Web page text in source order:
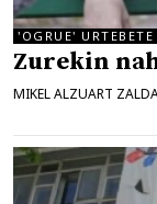
'OGRUE' URTEBETE
Zurekin
MIKEL ALZUART